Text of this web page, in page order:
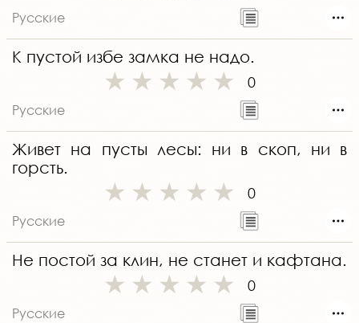
Русские
К пустой избе замка не надо.
0
Русские
Живет на пусты лесы: ни в скоп, ни в
горсть.
0
Русские
Не постой за клин, не станет и кафтана.
0
Русские